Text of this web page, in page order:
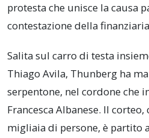
protesta che unisce la causa
contestazione della
Salita sul carro di testa
Thiago Avila, Thunberg ha
serpentone, nel cordone che
Francesca Albanese. Il
migliaia di persone, è partito